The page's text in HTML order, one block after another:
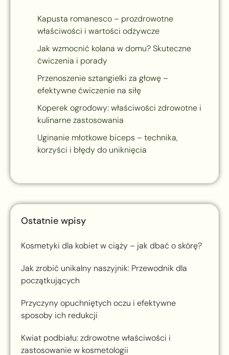
Kapusta romanesco – prozdrowotne
właściwości i wartości odżywcze
Jak wzmocnić kolana w domu? Skuteczne
ćwiczenia i porady
Przenoszenie sztangielki za głowę –
efektywne ćwiczenie na siłę
Koperek ogrodowy: właściwości zdrowotne i
kulinarne zastosowania
Uginanie młotkowe biceps – technika,
korzyści i błędy do uniknięcia
Ostatnie wpisy
Kosmetyki dla kobiet w ciąży – jak dbać o skórę?
Jak zrobić unikalny naszyjnik: Przewodnik dla
początkujących
Przyczyny opuchniętych oczu i efektywne
sposoby ich redukcji
Kwiat podbiału: zdrowotne właściwości i
zastosowanie w kosmetologii